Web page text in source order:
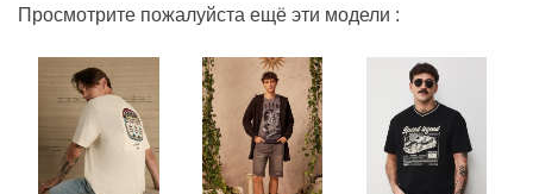
Просмотрите пожалуйста ещё эти модели :